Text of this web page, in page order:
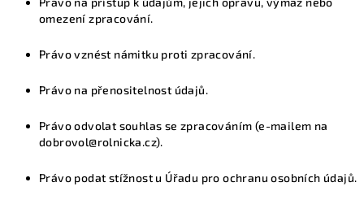
omezení zpracování.
Právo vznést námitku proti zpracování.
Právo na přenositelnost údajů.
Právo odvolat souhlas se zpracováním (e-mailem na
dobrovol@rolnicka.cz).
Právo podat stížnost u Úřadu pro ochranu osobních údajů.